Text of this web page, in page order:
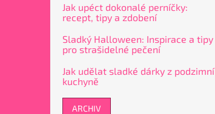
Jak upéct dokonalé perníčky:
recept, tipy a zdobení
Sladký Halloween: Inspirace a tipy
pro strašidelné pečení
Jak udělat sladké dárky z podzimní
kuchyně
ARCHIV